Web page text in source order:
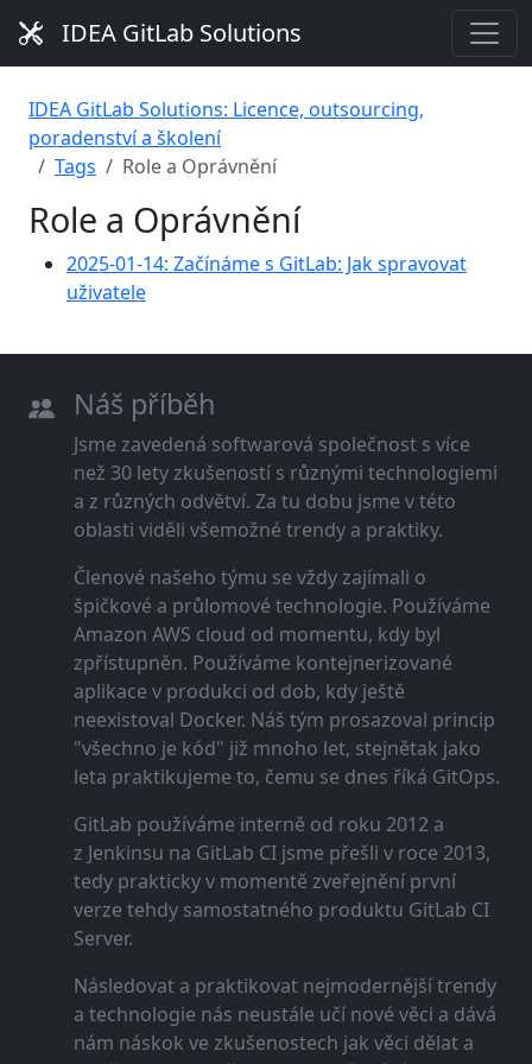
IDEA GitLab Solutions
IDEA GitLab Solutions: Licence, outsourcing,
poradenství a školení
Tags
Role a Oprávnění
Role a Oprávnění
2025-01-14: Začínáme s GitLab: Jak spravovat
uživatele
Náš příběh
Jsme zavedená softwarová společnost s více
než 30 lety zkušeností s různými technologiemi
a z různých odvětví. Za tu dobu jsme v této
oblasti viděli všemožné trendy a praktiky.
Členové našeho týmu se vždy zajímali o
špičkové a průlomové technologie. Používáme
Amazon AWS cloud od momentu, kdy byl
zpřístupněn. Používáme kontejnerizované
aplikace v produkci od dob, kdy ještě
neexistoval Docker. Náš tým prosazoval princip
"všechno je kód" již mnoho let, stejnětak jako
leta praktikujeme to, čemu se dnes říká GitOps.
GitLab používáme interně od roku 2012 a
z Jenkinsu na GitLab CI jsme přešli v roce 2013,
tedy prakticky v momentě zveřejnění první
verze tehdy samostatného produktu GitLab CI
Server.
Následovat a praktikovat nejmodernější trendy
a technologie nás neustále učí nové věci a dává
nám náskok ve zkušenostech jak věci dělat a